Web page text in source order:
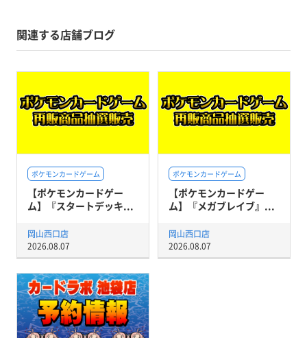
関連する店舗ブログ
ポケモンカードゲーム
【ポケモンカードゲー
ム】『スタートデッキ...
岡山西口店
2026.08.07
ポケモンカードゲーム
【ポケモンカードゲー
ム】『メガブレイブ』...
岡山西口店
2026.08.07